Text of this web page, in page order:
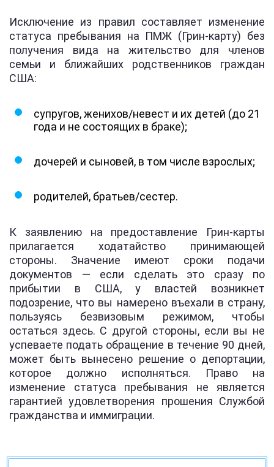
Исключение из правил составляет изменение
статуса пребывания на ПМЖ (Грин-карту) без
получения вида на жительство для членов
семьи и ближайших родственников граждан
США:
супругов, женихов/невест и их детей (до 21
года и не состоящих в браке);
дочерей и сыновей, в том числе взрослых;
родителей, братьев/сестер.
К заявлению на предоставление Грин-карты
прилагается ходатайство принимающей
стороны. Значение имеют сроки подачи
документов — если сделать это сразу по
прибытии в США, у властей возникнет
подозрение, что вы намерено въехали в страну,
пользуясь безвизовым режимом, чтобы
остаться здесь. С другой стороны, если вы не
успеваете подать обращение в течение 90 дней,
может быть вынесено решение о депортации,
которое должно исполняться. Право на
изменение статуса пребывания не является
гарантией удовлетворения прошения Службой
гражданства и иммиграции.